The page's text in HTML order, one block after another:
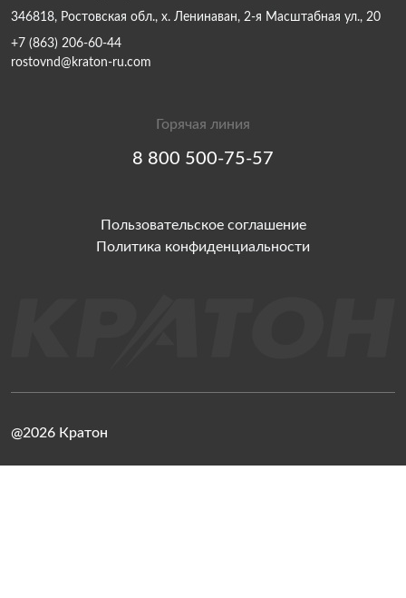
346818, Ростовская обл., х. Ленинаван, 2-я Масштабная ул., 20
+7 (863) 206-60-44
rostovnd@kraton-ru.com
Горячая линия
8 800 500-75-57
Пользовательское соглашение
Политика конфиденциальности
@2026 Кратон